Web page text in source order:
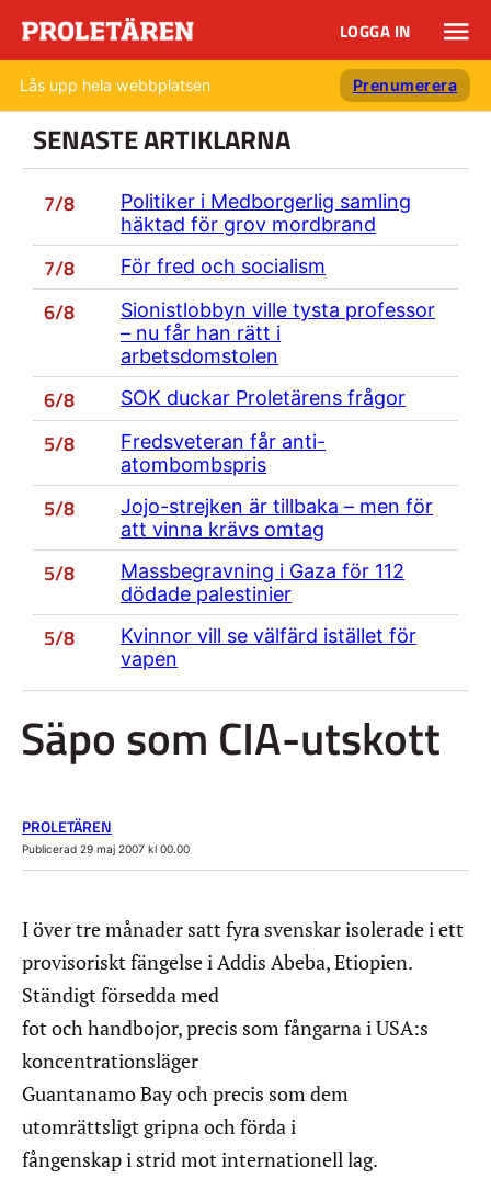
LOGGA IN
Lås upp hela webbplatsen Prenumerera
Säpo som CIA-utskott
PROLETÄREN
Publicerad 29 maj 2007 kl 00.00
I över tre månader satt fyra svenskar isolerade i ett
provisoriskt fängelse i Addis Abeba, Etiopien.
Ständigt försedda med
fot och handbojor, precis som fångarna i USA:s
koncentrationsläger
Guantanamo Bay och precis som dem
utomrättsligt gripna och förda i
fångenskap i strid mot internationell lag.
SENASTE ARTIKLARNA
7/8
Politiker i Medborgerlig samling
häktad för grov mordbrand
7/8 För fred och socialism
6/8
Sionistlobbyn ville tysta professor
– nu får han rätt i
arbetsdomstolen
6/8 SOK duckar Proletärens frågor
5/8
Fredsveteran får anti-
atombombspris
5/8
Jojo-strejken är tillbaka – men för
att vinna krävs omtag
5/8
Massbegravning i Gaza för 112
dödade palestinier
5/8
Kvinnor vill se välfärd istället för
vapen